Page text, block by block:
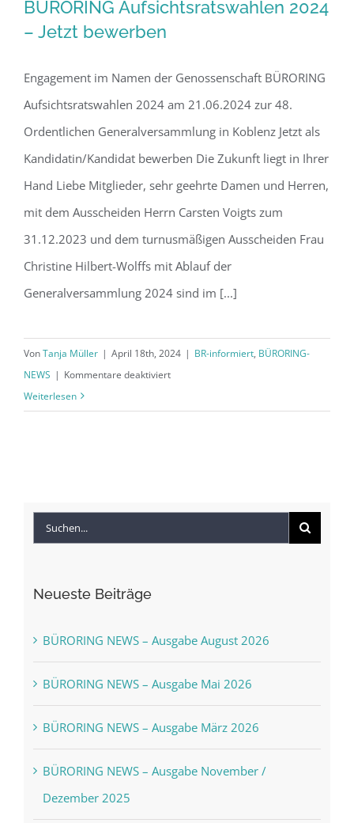
BÜRORING Aufsichtsratswahlen 2024
– Jetzt bewerben
Engagement im Namen der Genossenschaft BÜRORING
Aufsichtsratswahlen 2024 am 21.06.2024 zur 48.
Ordentlichen Generalversammlung in Koblenz Jetzt als
Kandidatin/Kandidat bewerben Die Zukunft liegt in Ihrer
Hand Liebe Mitglieder, sehr geehrte Damen und Herren,
mit dem Ausscheiden Herrn Carsten Voigts zum
31.12.2023 und dem turnusmäßigen Ausscheiden Frau
Christine Hilbert-Wolffs mit Ablauf der
Generalversammlung 2024 sind im [...]
VonTanja Müller | April 18th, 2024 | BR-informiert, BÜRORING-
NEWS | Kommentare deaktiviertfür
Weiterlesen
Suche
Neueste Beiträge
BÜRORING NEWS – Ausgabe August 2026
BÜRORING NEWS – Ausgabe Mai 2026
BÜRORING NEWS – Ausgabe März 2026
BÜRORING NEWS – Ausgabe November /
Dezember 2025